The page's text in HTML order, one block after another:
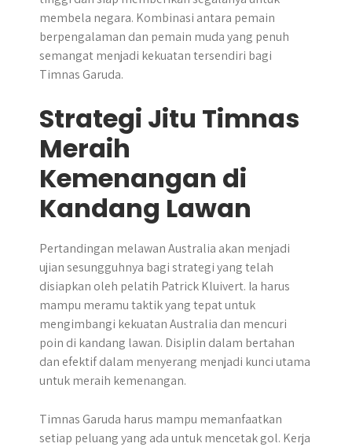
membela negara. Kombinasi antara pemain
berpengalaman dan pemain muda yang penuh
semangat menjadi kekuatan tersendiri bagi
Timnas Garuda.
Strategi Jitu Timnas
Meraih
Kemenangan di
Kandang Lawan
Pertandingan melawan Australia akan menjadi
ujian sesungguhnya bagi strategi yang telah
disiapkan oleh pelatih Patrick Kluivert. Ia harus
mampu meramu taktik yang tepat untuk
mengimbangi kekuatan Australia dan mencuri
poin di kandang lawan. Disiplin dalam bertahan
dan efektif dalam menyerang menjadi kunci utama
untuk meraih kemenangan.
Timnas Garuda harus mampu memanfaatkan
setiap peluang yang ada untuk mencetak gol. Kerja